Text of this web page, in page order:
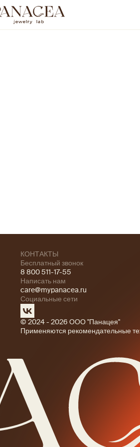
КОНТАКТЫ
Бесплатный звонок
8 800 511-17-55
Написать нам
care@mypanacea.ru
Социальные сети
© 2024 - 2026 ООО "Панацея"
Применяются рекомендательные